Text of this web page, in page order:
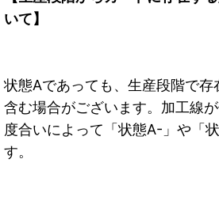
いて】
状態Aであっても、生産段階で存
含む場合がございます。加工線
度合いによって「状態A-」や「
す。